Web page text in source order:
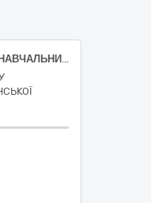
КОМПЛЕКТИ ОБЛАДНАННЯ ДЛЯ НАВЧАЛЬНИХ КАБІНЕТІВ ФІЗИКИ, ХІМІЇ, БІОЛОГІЇ